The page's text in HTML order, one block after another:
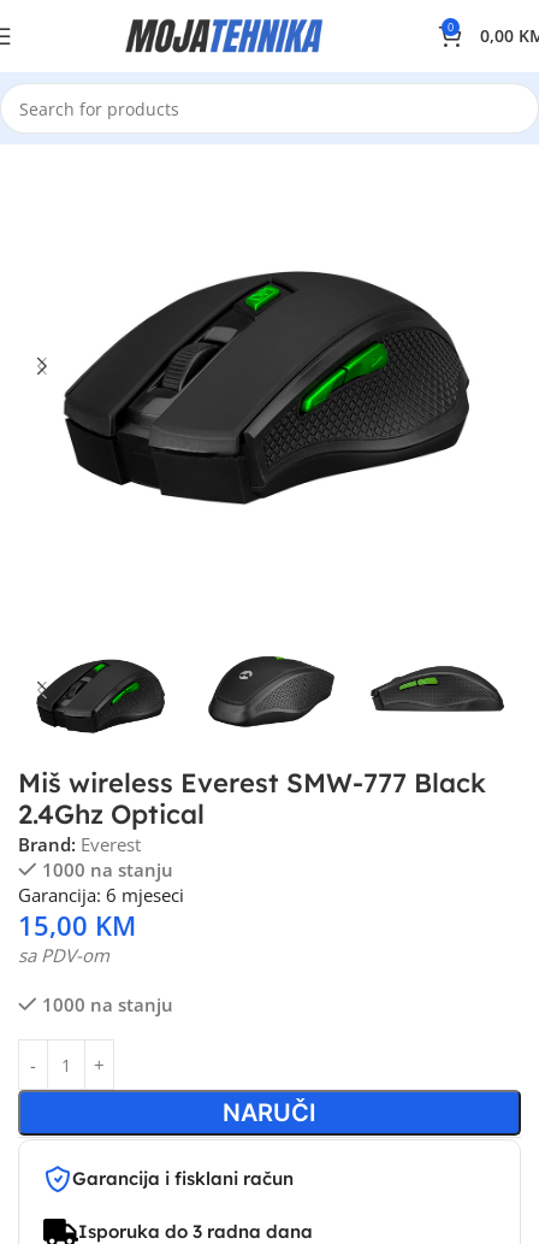
0 0,00
Miš wireless Everest SMW-777 Black
2.4Ghz Optical
Brand: Everest
1000 na stanju
Garancija: 6 mjeseci
15,00 KM
sa PDV-om
1000 na stanju
NARUČI
Garancija i fisklani račun
Isporuka do 3 radna dana